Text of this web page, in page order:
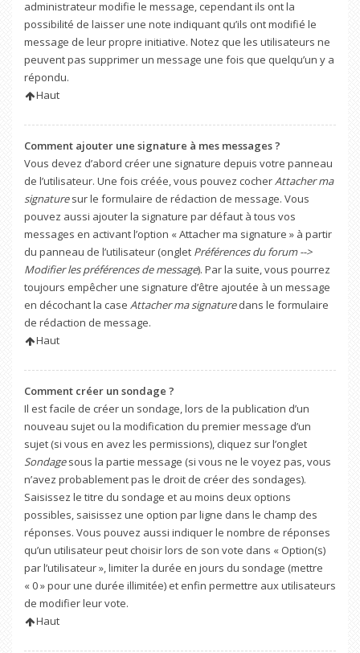
administrateur modifie le message, cependant ils ont la
possibilité de laisser une note indiquant qu’ils ont modifié le
message de leur propre initiative. Notez que les utilisateurs ne
peuvent pas supprimer un message une fois que quelqu’un y a
répondu.
Haut
Comment ajouter une signature à mes messages ?
Vous devez d’abord créer une signature depuis votre panneau
de l’utilisateur. Une fois créée, vous pouvez cocherAttacher ma
signaturesur le formulaire de rédaction de message. Vous
pouvez aussi ajouter la signature par défaut à tous vos
messages en activant l’option « Attacher ma signature » à partir
du panneau de l’utilisateur (onglet Préférences du forum -->
Modifier les préférences de message). Par la suite, vous pourrez
toujours empêcher une signature d’être ajoutée à un message
en décochant la case Attacher ma signaturedans le formulaire
de rédaction de message.
Haut
Comment créer un sondage ?
Il est facile de créer un sondage, lors de la publication d’un
nouveau sujet ou la modification du premier message d’un
sujet (si vous en avez les permissions), cliquez sur l’onglet
Sondagesous la partie message (si vous ne le voyez pas, vous
n’avez probablement pas le droit de créer des sondages).
Saisissez le titre du sondage et au moins deux options
possibles, saisissez une option par ligne dans le champ des
réponses. Vous pouvez aussi indiquer le nombre de réponses
qu’un utilisateur peut choisir lors de son vote dans « Option(s)
par l’utilisateur », limiter la durée en jours du sondage (mettre
« 0 » pour une durée illimitée) et enfin permettre aux utilisateurs
de modifier leur vote.
Haut